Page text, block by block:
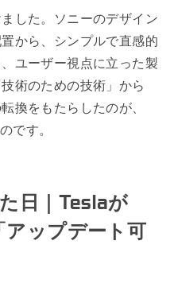
した。ソニーのデザイン
から、シンプルで直感的
ユーザー視点に立った製
術のための技術」から
換をもたらしたのが、
です。
日｜Teslaが
ップデート可